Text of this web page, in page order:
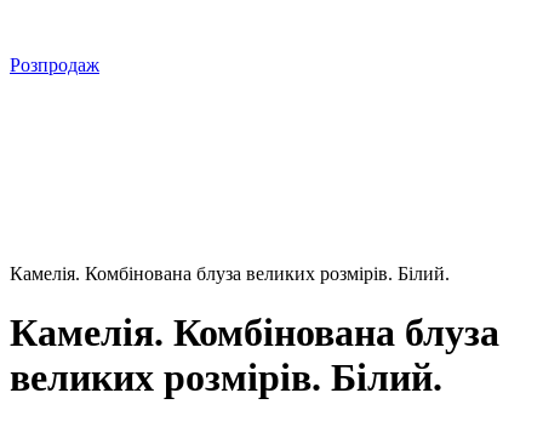
Розпродаж
Камелія. Комбінована блуза великих розмірів. Білий.
Камелія. Комбінована блуза
великих розмірів. Білий.